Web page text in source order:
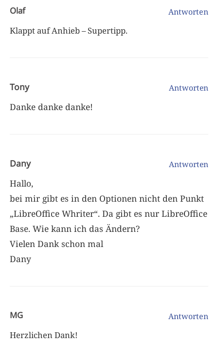
Olaf Antworten
Klappt auf Anhieb – Supertipp.
Tony Antworten
Danke danke danke!
Dany Antworten
Hallo,
bei mir gibt es in den Optionen nicht den Punkt
„LibreOffice Whriter“. Da gibt es nur LibreOffice
Base. Wie kann ich das Ändern?
Vielen Dank schon mal
Dany
MG Antworten
Herzlichen Dank!